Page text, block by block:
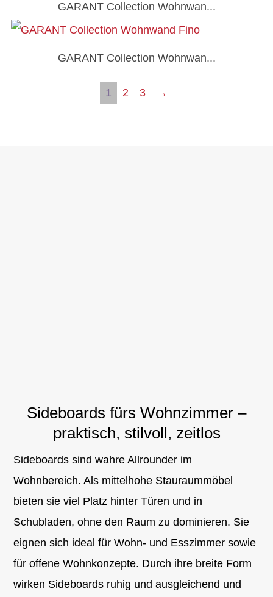
GARANT Collection Wohnwan...
GARANT Collection Wohnwan...
1 2 3 →
Sideboards fürs Wohnzimmer –
praktisch, stilvoll, zeitlos
Sideboards sind wahre Allrounder im
Wohnbereich. Als mittelhohe Stauraummöbel
bieten sie viel Platz hinter Türen und in
Schubladen, ohne den Raum zu dominieren. Sie
eignen sich ideal für Wohn- und Esszimmer sowie
für offene Wohnkonzepte. Durch ihre breite Form
wirken Sideboards ruhig und ausgleichend und